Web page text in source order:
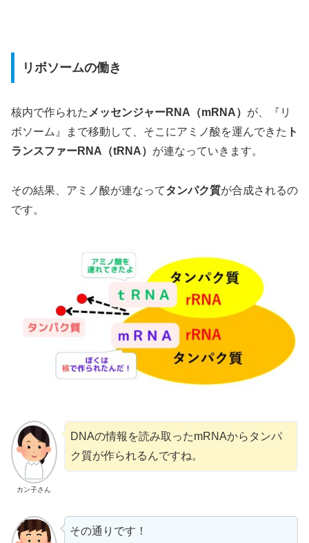
リボソームの働き
核内で作られた メッセンジャーRNA（mRNA） が、『リ
ボソーム』まで移動して、そこにアミノ酸を運んできた ト
ランスファーRNA（tRNA） が連なっていきます。
その結果、アミノ酸が連なってタンパク質が合成されるの
です。
カン子さん
DNAの情報を読み取ったmRNAからタンパ
ク質が作られるんですね。
その通りです！